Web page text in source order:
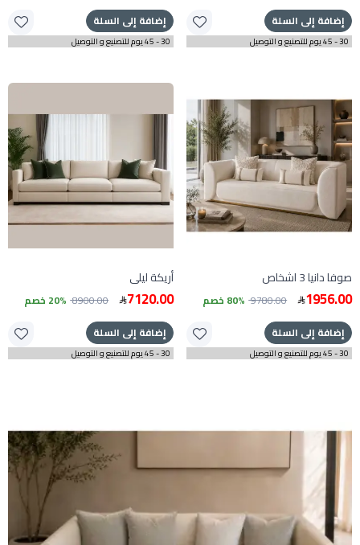
إضافة إلى السلة
30 - 45 يوم للتصنيع و التوصيل
إضافة إلى السلة
30 - 45 يوم للتصنيع و التوصيل
صوفا دانيا 3 اشخاص
1956.00
9780.00 80% خصم
إضافة إلى السلة
30 - 45 يوم للتصنيع و التوصيل
أريكة ليلى
7120.00
8900.00 20% خصم
إضافة إلى السلة
30 - 45 يوم للتصنيع و التوصيل